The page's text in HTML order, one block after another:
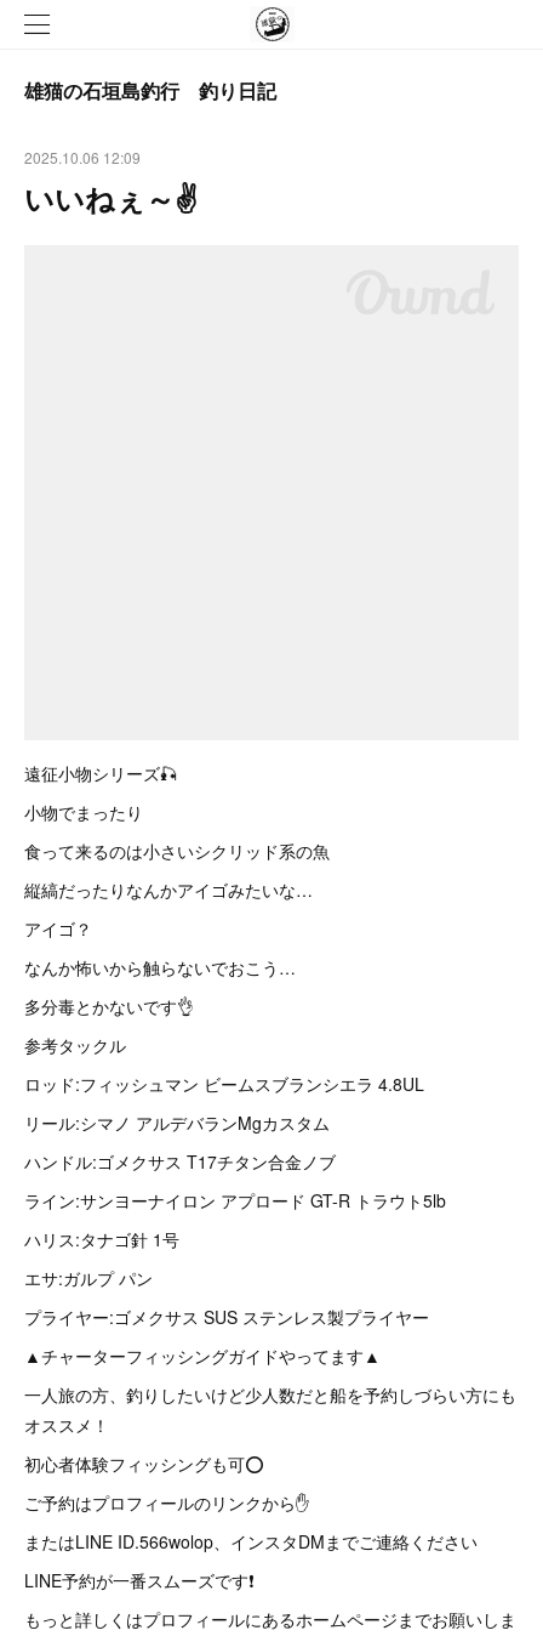
雄猫の石垣島釣行 釣り日記
2025.10.06 12:09
いいねぇ～✌
遠征小物シリーズ🎣
小物でまったり
食って来るのは小さいシクリッド系の魚
縦縞だったりなんかアイゴみたいな…
アイゴ？
なんか怖いから触らないでおこう…
多分毒とかないです👌
参考タックル
ロッド:フィッシュマン ビームスブランシエラ 4.8UL
リール:シマノ アルデバランMgカスタム
ハンドル:ゴメクサス T17チタン合金ノブ
ライン:サンヨーナイロン アプロード GT-R トラウト5lb
ハリス:タナゴ針 1号
エサ:ガルプ パン
プライヤー:ゴメクサス SUS ステンレス製プライヤー
▲チャーターフィッシングガイドやってます▲
一人旅の方、釣りしたいけど少人数だと船を予約しづらい方にも
オススメ！
初心者体験フィッシングも可⭕
ご予約はプロフィールのリンクから✋
またはLINE ID.566wolop、インスタDMまでご連絡ください
LINE予約が一番スムーズです❗
もっと詳しくはプロフィールにあるホームページまでお願いしま